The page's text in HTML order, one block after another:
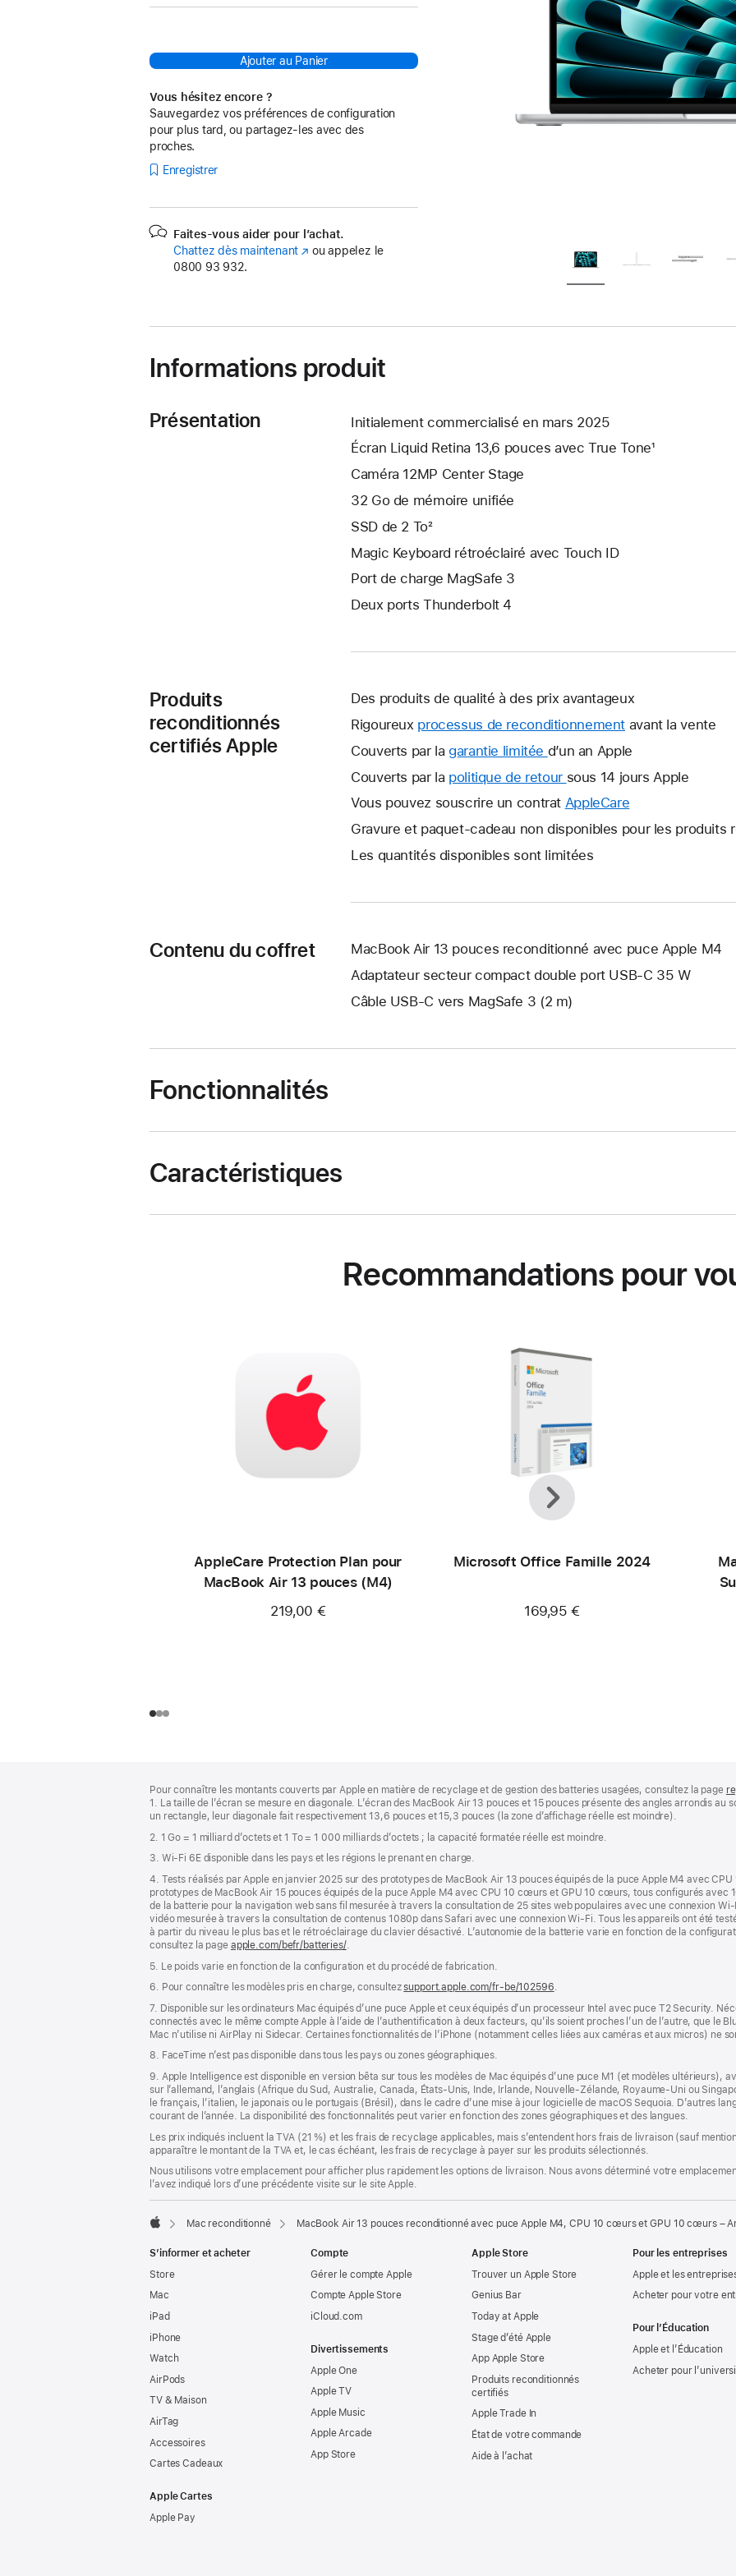
Ajouter au Panier
Vous hésitez encore ?
Sauvegardez vos préférences de configuration
pour plus tard, ou partagez-les avec des
proches.
Enregistrer
Faites-vous aider pour l’achat.
Chattez dès maintenant (s’ouvre
ou appelez le
0800 93 932.
Informations produit
Présentation
Initialement commercialisé en mars 2025
Écran Liquid Retina 13,6 pouces avec True Tone¹
Caméra 12MP Center Stage
32 Go de mémoire unifiée
SSD de 2 To²
Magic Keyboard rétroéclairé avec Touch ID
Port de charge MagSafe 3
Deux ports Thunderbolt 4
Produits
reconditionnés
certifiés Apple
Des produits de qualité à des prix avantageux
Rigoureux processus de reconditionnement avant la vente
Couverts par la garantie limitée Une
nouvelle
s’ouvre.
d’un an Apple
Couverts par la politique de retour Une
nouvelle
s’ouvre.
sous 14 jours Apple
Vous pouvez souscrire un contrat AppleCare
nouvelle
Gravure et paquet-cadeau non disponibles pour les produits
Les quantités disponibles sont limitées
Contenu du coffret
MacBook Air 13 pouces reconditionné avec puce Apple M4
Adaptateur secteur compact double port USB-C 35 W
Câble USB-C vers MagSafe 3 (2 m)
Fonctionnalités
Caractéristiques
Recommandations pour
AppleCare Protection Plan pour
MacBook Air 13 pouces (M4)
219,00 €
Microsoft Office Famille 2024
169,95 €
Précédent
Suivant
de
page
de
bas
page
Pour connaître les montants couverts par Apple en matière de recyclage et de gestion des batteries usagées, consultez la page
1. La taille de l’écran se mesure en diagonale. L’écran des MacBook Air 13 pouces et 15 pouces présente des angles arrondis au
un rectangle, leur diagonale fait respectivement 13,6 pouces et 15,3 pouces (la zone d’affichage réelle est moindre).
2. 1 Go = 1 milliard d’octets et 1 To = 1 000 milliards d’octets ; la capacité formatée réelle est moindre.
3. Wi-Fi 6E disponible dans les pays et les régions le prenant en charge.
4. Tests réalisés par Apple en janvier 2025 sur des prototypes de MacBook Air 13 pouces équipés de la puce Apple M4 avec
prototypes de MacBook Air 15 pouces équipés de la puce Apple M4 avec CPU 10 cœurs et GPU 10 cœurs, tous configurés avec
de la batterie pour la navigation web sans fil mesurée à travers la consultation de 25 sites web populaires avec une connexion
vidéo mesurée à travers la consultation de contenus 1080p dans Safari avec une connexion Wi-Fi. Tous les appareils ont été
à partir du niveau le plus bas et le rétroéclairage du clavier désactivé. L’autonomie de la batterie varie en fonction de la
consultez la page apple.com/befr/batteries/.
5. Le poids varie en fonction de la configuration et du procédé de fabrication.
6. Pour connaître les modèles pris en charge, consultezsupport.apple.com/fr-be/102596.
7. Disponible sur les ordinateurs Mac équipés d’une puce Apple et ceux équipés d’un processeur Intel avec puce T2 Security.
connectés avec le même compte Apple à l’aide de l’authentification à deux facteurs, qu’ils soient proches l’un de l’autre, que le
Mac n’utilise ni AirPlay ni Sidecar. Certaines fonctionnalités de l’iPhone (notamment celles liées aux caméras et aux micros) ne
8. FaceTime n’est pas disponible dans tous les pays ou zones géographiques.
9. Apple Intelligence est disponible en version bêta sur tous les modèles de Mac équipés d’une puce M1 (et modèles ultérieurs),
sur l’allemand, l’anglais (Afrique du Sud, Australie, Canada, États-Unis, Inde, Irlande, Nouvelle-Zélande, Royaume-Uni ou
le français, l’italien, le japonais ou le portugais (Brésil), dans le cadre d’une mise à jour logicielle de macOS Sequoia. D’autres
courant de l’année. La disponibilité des fonctionnalités peut varier en fonction des zones géographiques et des langues.
Les prix indiqués incluent la TVA (21 %) et les frais de recyclage applicables, mais s’entendent hors frais de livraison (sauf
apparaître le montant de la TVA et, le cas échéant, les frais de recyclage à payer sur les produits sélectionnés.
Nous utilisons votre emplacement pour afficher plus rapidement les options de livraison. Nous avons déterminé votre
l’avez indiqué lors d’une précédente visite sur le site Apple.
Mac reconditionné MacBook Air 13 pouces reconditionné avec puce Apple M4, CPU 10 cœurs et GPU 10 cœurs –
S’informer et acheter
Store
Mac
iPad
iPhone
Watch
AirPods
TV & Maison
AirTag
Accessoires
Cartes Cadeaux
Apple Cartes
Apple Pay
Compte
Gérer le compte Apple
Compte Apple Store
iCloud.com
Divertissements
Apple One
Apple TV
Apple Music
Apple Arcade
App Store
Apple Store
Trouver un Apple Store
Genius Bar
Today at Apple
Stage d’été Apple
App Apple Store
Produits reconditionnés
certifiés
Apple Trade In
État de votre commande
Aide à l’achat
Pour les entreprises
Apple et les
Acheter pour votre
Pour l’Éducation
Apple et l’Éducation
Acheter pour